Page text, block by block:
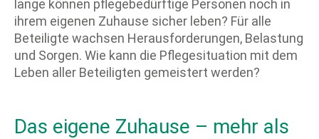
lange können pflegebedürftige Personen noch in
ihrem eigenen Zuhause sicher leben? Für alle
Beteiligte wachsen Herausforderungen, Belastung
und Sorgen. Wie kann die Pflegesituation mit dem
Leben aller Beteiligten gemeistert werden?
Das eigene Zuhause – mehr als